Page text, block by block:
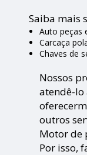
Saiba mais
Auto peças
Carcaça
Chaves de
Nossos
atendê-lo
outros
Motor de
Por isso,